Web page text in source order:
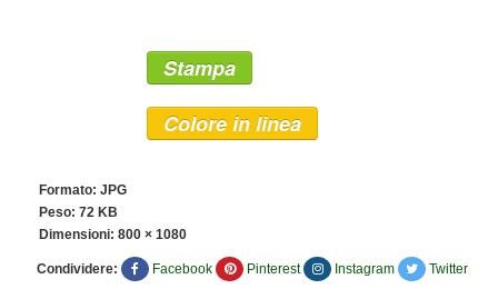
Stampa
Colore in linea
Formato: JPG
Peso: 72 KB
Dimensioni: 800 × 1080
Condividere: Facebook Pinterest Instagram Twitter